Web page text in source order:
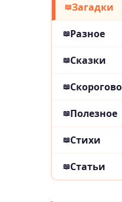
Загадки
Разное
Сказки
Полезное
Стихи
Статьи